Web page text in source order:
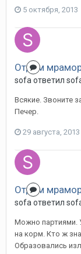
5 октября, 2013
Отдам
sofa ответил
Всякие. Звоните
Печер.
29 августа, 2013
Отдам
sofa ответил
Можно партиями.
на корм. Кто ж
Образовались